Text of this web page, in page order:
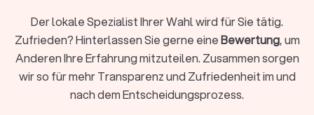
Auf Trustlocal finden Sie beide Varianten übersichtlich
dargestellt, sodass Sie selbst entscheiden können, was
besser zu Ihnen passt. Nutzen Sie unsere Filterfunktion, um
gezielt nach lokalen Beratern in Holzwickede oder digitalen
Der lokale Spezialist Ihrer Wahl wird für Sie tätig.
Zufrieden? Hinterlassen Sie gerne eineBewertung, um
Anderen Ihre Erfahrung mitzuteilen. Zusammen sorgen
wir so für mehr Transparenz und Zufriedenheit im und
nach dem Entscheidungsprozess.